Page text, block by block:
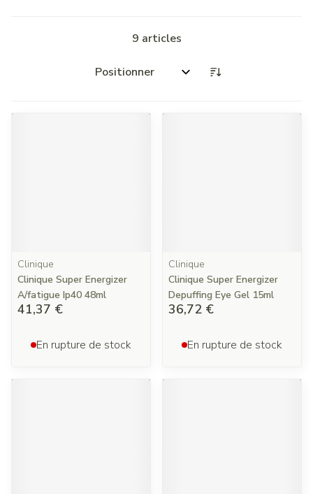
9 articles
Trier par:
Clinique
Clinique Super Energizer
A/fatigue Ip40 48ml
41,37 €
En rupture de stock
Clinique
Clinique Super Energizer
Depuffing Eye Gel 15ml
36,72 €
En rupture de stock